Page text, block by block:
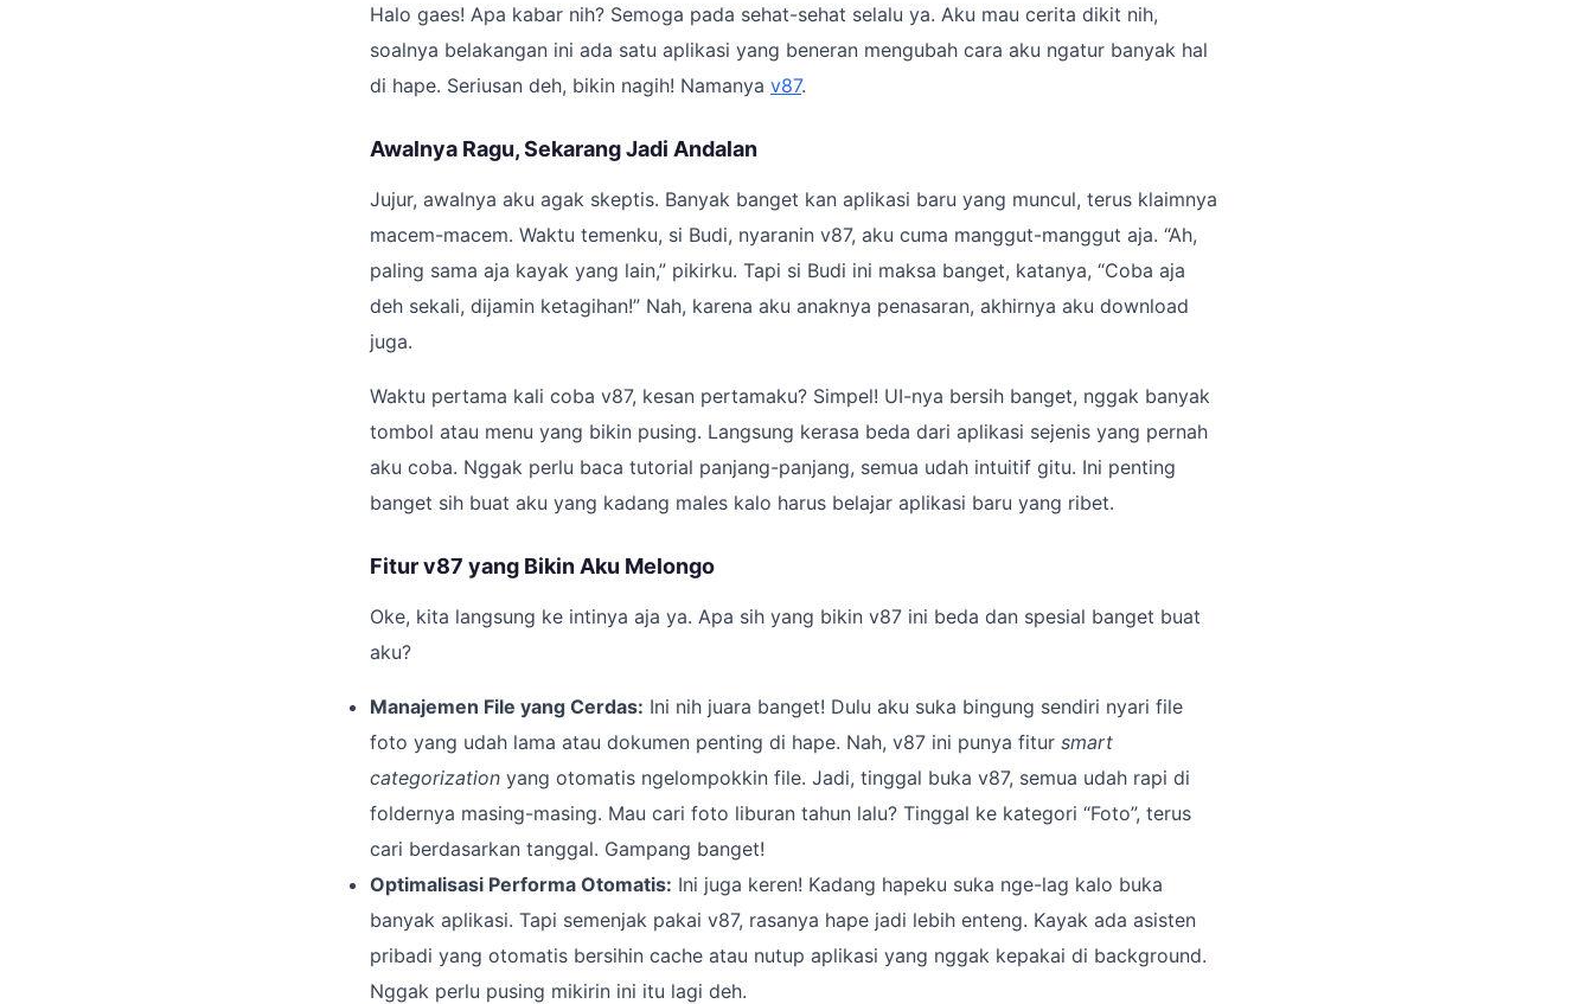
Halo gaes! Apa kabar nih? Semoga pada sehat-sehat selalu ya. Aku mau cerita dikit nih,
soalnya belakangan ini ada satu aplikasi yang beneran mengubah cara aku ngatur banyak hal
di hape. Seriusan deh, bikin nagih! Namanya v87.
Awalnya Ragu, Sekarang Jadi Andalan
Jujur, awalnya aku agak skeptis. Banyak banget kan aplikasi baru yang muncul, terus klaimnya
macem-macem. Waktu temenku, si Budi, nyaranin v87, aku cuma manggut-manggut aja. “Ah,
paling sama aja kayak yang lain,” pikirku. Tapi si Budi ini maksa banget, katanya, “Coba aja
deh sekali, dijamin ketagihan!” Nah, karena aku anaknya penasaran, akhirnya aku download
juga.
Waktu pertama kali coba v87, kesan pertamaku? Simpel! UI-nya bersih banget, nggak banyak
tombol atau menu yang bikin pusing. Langsung kerasa beda dari aplikasi sejenis yang pernah
aku coba. Nggak perlu baca tutorial panjang-panjang, semua udah intuitif gitu. Ini penting
banget sih buat aku yang kadang males kalo harus belajar aplikasi baru yang ribet.
Fitur v87 yang Bikin Aku Melongo
Oke, kita langsung ke intinya aja ya. Apa sih yang bikin v87 ini beda dan spesial banget buat
aku?
Manajemen File yang Cerdas: Ini nih juara banget! Dulu aku suka bingung sendiri nyari file
foto yang udah lama atau dokumen penting di hape. Nah, v87 ini punya fitur smart
categorization yang otomatis ngelompokkin file. Jadi, tinggal buka v87, semua udah rapi di
foldernya masing-masing. Mau cari foto liburan tahun lalu? Tinggal ke kategori “Foto”, terus
cari berdasarkan tanggal. Gampang banget!
Optimalisasi Performa Otomatis: Ini juga keren! Kadang hapeku suka nge-lag kalo buka
banyak aplikasi. Tapi semenjak pakai v87, rasanya hape jadi lebih enteng. Kayak ada asisten
pribadi yang otomatis bersihin cache atau nutup aplikasi yang nggak kepakai di background.
Nggak perlu pusing mikirin ini itu lagi deh.